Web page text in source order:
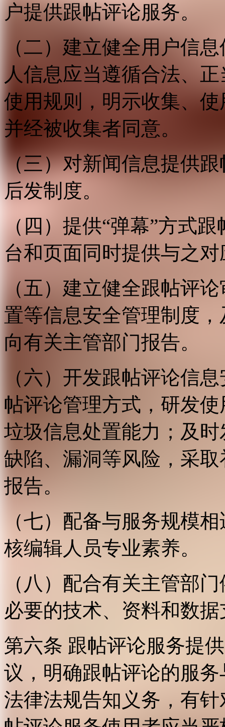
户提供跟帖评论服务。
（二）建立健全用户信
人信息应当遵循合法、
使用规则，明示收集、
并经被收集者同意。
（三）对新闻信息提供
后发制度。
（四）提供“弹幕”方式
台和页面同时提供与之
（五）建立健全跟帖评
置等信息安全管理制度
向有关主管部门报告。
（六）开发跟帖评论信
帖评论管理方式，研发
垃圾信息处置能力；及
缺陷、漏洞等风险，采
报告。
（七）配备与服务规模
核编辑人员专业素养。
（八）配合有关主管部
必要的技术、资料和数
第六条 跟帖评论服务提
议，明确跟帖评论的服
法律法规告知义务，有